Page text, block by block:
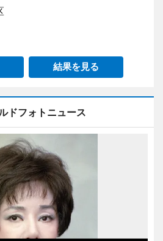
結果を見る
ドフォトニュース